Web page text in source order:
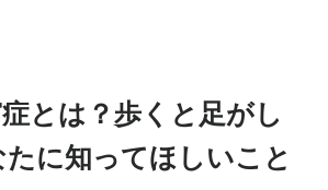
ー・料金
ざの再生医療とは
細胞治療
医療とは
とは？歩くと足がし
に知ってほしいこと